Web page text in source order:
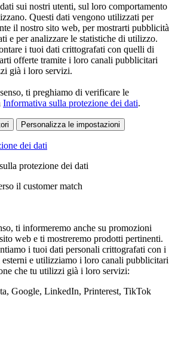
sui nostri utenti, sul loro comportamento
Questi dati vengono utilizzati per
il nostro sito web, per mostrarti pubblicità
e per analizzare le statistiche di utilizzo.
i tuoi dati crittografati con quelli di
offerte tramite i loro canali pubblicitari
già i loro servizi.
ti preghiamo di verificare le
Informativa sulla protezione dei dati.
Personalizza le impostazioni
dei dati
protezione dei dati
il customer match
ti informeremo anche su promozioni
web e ti mostreremo prodotti pertinenti.
i tuoi dati personali crittografati con i
e utilizziamo i loro canali pubblicitari
che tu utilizzi già i loro servizi:
Google, LinkedIn, Printerest, TikTok